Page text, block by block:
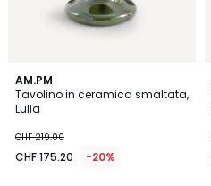
AM.PM
Tavolino in ceramica smaltata,
Lulla
CHF 219.00
CHF 175.20 -20%
4.5
/ 5